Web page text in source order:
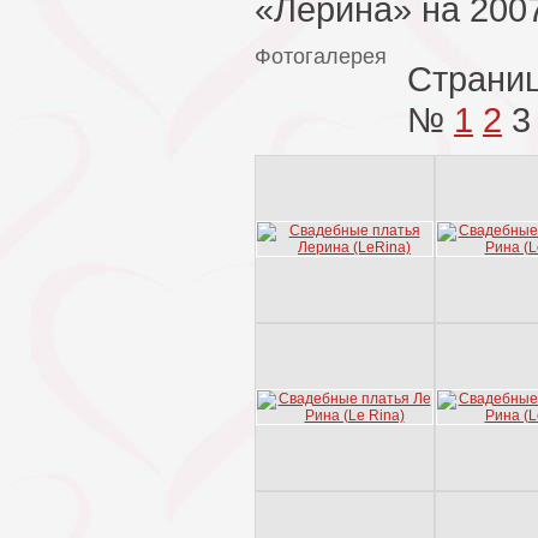
«Лерина» на
Фотогалерея
№ 1 2 3